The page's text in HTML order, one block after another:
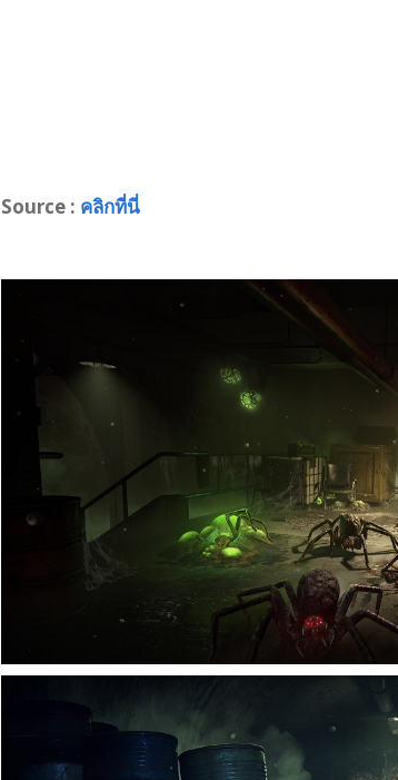
Source : คลิกที่นี่